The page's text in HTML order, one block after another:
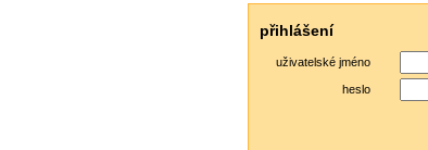
přihlášení
uživatelské jméno
heslo